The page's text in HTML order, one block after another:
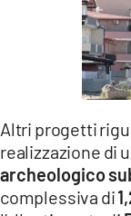
Altri progetti
realizzazione di
archeologico
complessiva di